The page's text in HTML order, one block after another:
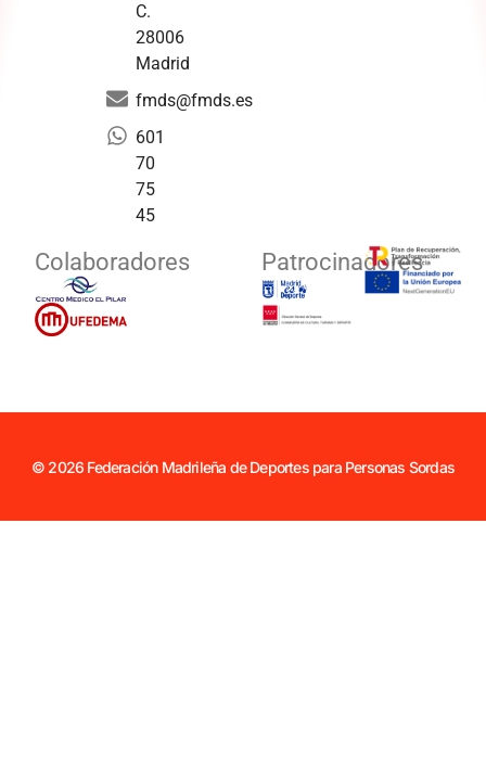
C.
28006
Madrid
fmds@fmds.es
601
70
75
45
Colaboradores Patrocinadores
© 2026 Federación Madrileña de Deportes para Personas Sordas